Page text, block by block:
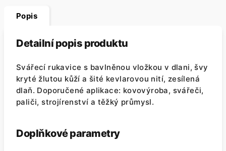
Popis
Detailní popis produktu
Svářecí rukavice s bavlněnou vložkou v dlani, švy
kryté žlutou kůží a šité kevlarovou nití, zesílená
dlaň. Doporučené aplikace: kovovýroba, svářeči,
paliči, strojírenství a těžký průmysl.
Doplňkové parametry